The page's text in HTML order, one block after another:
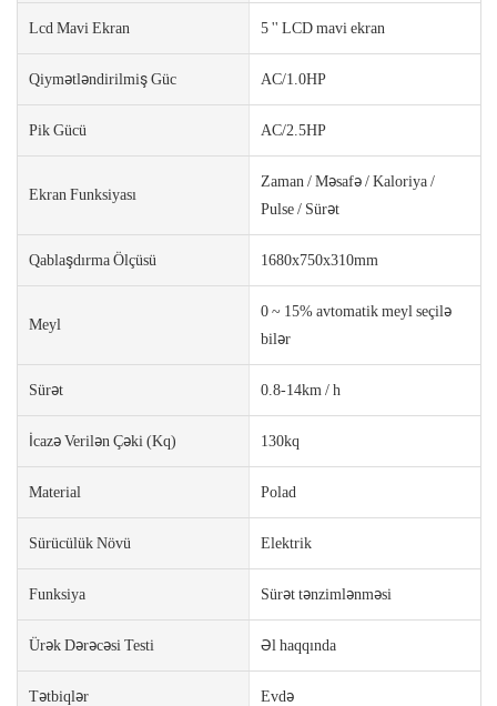
Lcd Mavi Ekran 5 '' LCD mavi ekran
Qiymətləndirilmiş Güc AC/1.0HP
Pik Gücü AC/2.5HP
Ekran Funksiyası
Zaman / Məsafə / Kaloriya /
Pulse / Sürət
Qablaşdırma Ölçüsü 1680x750x310mm
Meyl
0 ~ 15% avtomatik meyl seçilə
bilər
Sürət 0.8-14km / h
İcazə Verilən Çəki (kq) 130kq
Material Polad
Sürücülük Növü Elektrik
Funksiya Sürət tənzimlənməsi
Ürək Dərəcəsi Testi Əl haqqında
Tətbiqlər Evdə